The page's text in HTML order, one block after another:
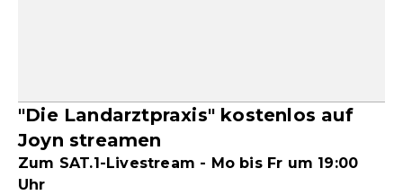
"Die Landarztpraxis" kostenlos auf
Joyn streamen
Zum SAT.1-Livestream - Mo bis Fr um 19:00
Uhr